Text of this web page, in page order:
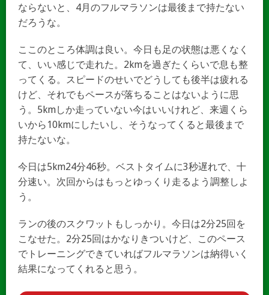
ならないと、4月のフルマラソンは最後まで持たない
だろうな。
ここのところ体調は良い。今日も足の状態は悪くなく
て、いい感じで走れた。2kmを過ぎたくらいで息も整
ってくる。スピードのせいでどうしても後半は疲れる
けど、それでもペースが落ちることはないように思
う。5kmしか走っていない今はいいけれど、来週くら
いから10kmにしたいし、そうなってくると最後まで
持たないな。
今日は5km24分46秒。ベストタイムに3秒遅れで、十
分速い。次回からはもっとゆっくり走るよう調整しよ
う。
ランの後のスクワットもしっかり。今日は2分25回を
こなせた。2分25回はかなりきついけど、このペース
でトレーニングできていればフルマラソンは納得いく
結果になってくれると思う。